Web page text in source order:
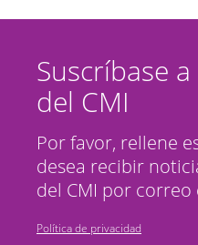
Suscríbase
del CMI
Por favor, rellene
desea recibir
del CMI por
Política de privacidad